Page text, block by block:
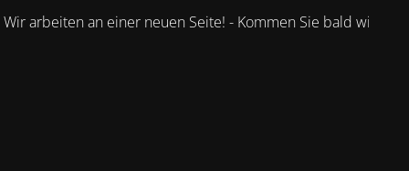
Wir arbeiten an einer neuen Seite! - Kommen Sie bald wieder.